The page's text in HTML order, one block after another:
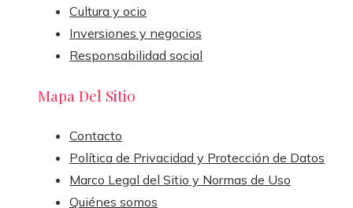
Cultura y ocio
Inversiones y negocios
Responsabilidad social
Mapa Del Sitio
Contacto
Política de Privacidad y Protección de Datos
Marco Legal del Sitio y Normas de Uso
Quiénes somos